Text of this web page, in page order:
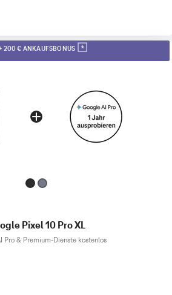
200 € ANKAUFSBONUS
Pixel 10 Pro XL
Pro & Premium-Dienste kostenlos